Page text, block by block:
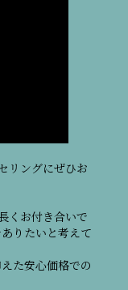
リングにぜひお
くお付き合いで
りたいと考えて
た安心価格での